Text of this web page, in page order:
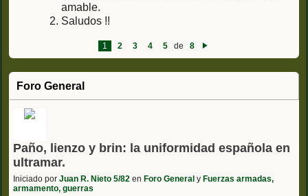
amable.
Saludos !!
1 2 3 4 5 de
8
ui
Foro General
Paño, lienzo y brin: la uniformidad española en
ultramar.
Iniciado por Juan R. Nieto 5/82 en Foro General y Fuerzas armadas,
armamento, guerras